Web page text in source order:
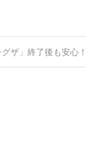
グザ」終了後も安心